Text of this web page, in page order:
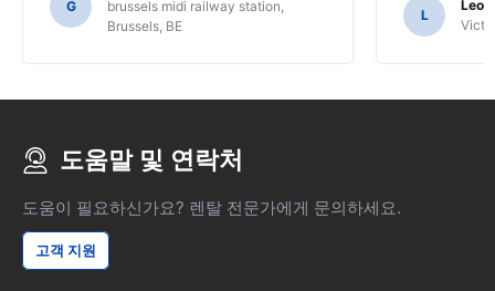
G
brussels midi railway station,
Brussels, BE
L
도움말 및 연락처
도움이 필요하신가요? 렌탈 전문가에게 문의하세요.
고객 지원